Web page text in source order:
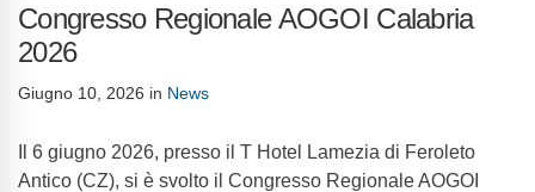
Congresso Regionale AOGOI Calabria
2026
Giugno 10, 2026 in News
Il 6 giugno 2026, presso il T Hotel Lamezia di Feroleto
Antico (CZ), si è svolto il Congresso Regionale AOGOI